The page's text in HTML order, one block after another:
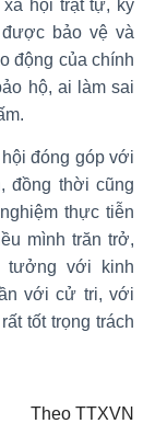
hội trật tự, kỷ
bảo vệ và
động của chính
hộ, ai làm sai
đóng góp với
đồng thời cũng
thực tiễn
mình trăn trở,
tưởng với kinh
với cử tri, với
tốt trọng trách
Theo TTXVN